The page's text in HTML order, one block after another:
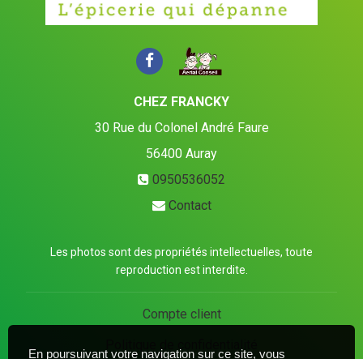
CHEZ FRANCKY
30 Rue du Colonel André Faure
56400 Auray
0950536052
Contact
Les photos sont des propriétés intellectuelles, toute
reproduction est interdite.
Compte client
En poursuivant votre navigation sur ce site, vous